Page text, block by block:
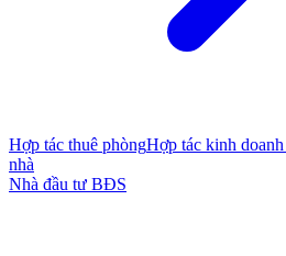
Hợp tác thuê phòngHợp tác kinh
nhà
Nhà đầu tư BĐS